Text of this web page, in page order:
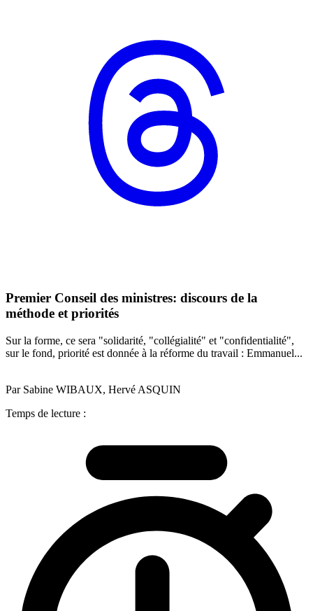
Premier Conseil des ministres: discours de la
méthode et priorités
Sur la forme, ce sera "solidarité, "collégialité" et "confidentialité",
sur le fond, priorité est donnée à la réforme du travail : Emmanuel...
Par Sabine WIBAUX, Hervé ASQUIN
Temps de lecture :